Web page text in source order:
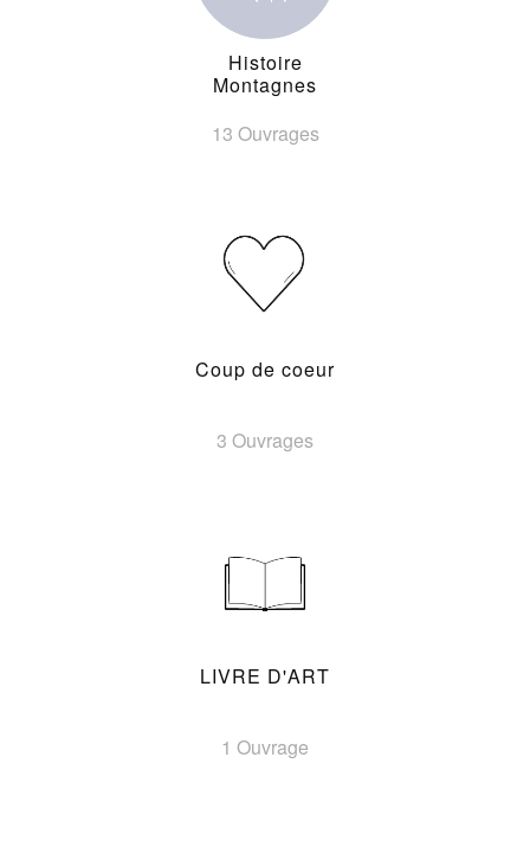
Histoire
Montagnes
13 Ouvrages
Coup de coeur
3 Ouvrages
LIVRE D'ART
1 Ouvrage